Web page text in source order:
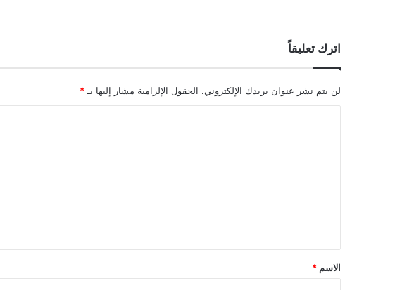
اترك تعليقاً
لن يتم نشر عنوان بريدك الإلكتروني. الحقول الإلزامية مشار إليها بـ *
*
الاسم *